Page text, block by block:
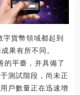
貨幣領域都起到
果有所不同。
平臺，并具備了
測試階段，尚未正
戶數量正在迅速增